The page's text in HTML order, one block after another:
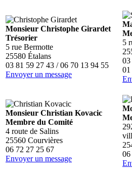
Monsieur Christophe Girardet
Trésorier
5 rue Bermotte
25580 Étalans
03 81 59 27 43 / 06 70 13 94 55
Envoyer un message
5
03
01
Monsieur Christian Kovacic
Membre du Comité
4 route de Salins
25560 Courvières
06 72 27 25 67
Envoyer un message
06